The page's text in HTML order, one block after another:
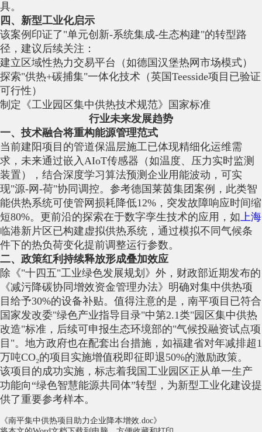
具。
四、新型工业化启示
该案例印证了"单元创新-系统集成-生态构建"的转型路
径，建议后续关注：
建立区域性热力交易平台（如德国汉堡热网市场模式）
探索"供热+碳捕集"一体化技术（英国Teesside项目已验证
可行性）
制定《工业园区集中供热技术规范》国家标准
行业未来发展趋势
一、技术融合将重构能源管理范式
当前建阳项目的管道保温层施工已体现精细化运维需
求，未来通过嵌入AIoT传感器（如温度、压力实时监测
装置），结合深度学习算法预测企业用能波动，可实
现"源-网-荷"协同调控。参考德国莱茵集团案例，此类智
能供热系统可使管网损耗降低12%，突发故障响应时间缩
短80%。更前沿的探索在于数字孪生技术的应用，如上海
临港新片区已构建虚拟供热系统，通过模拟不同气候条
件下的热负荷变化提前调整运行参数。
二、政策红利持续释放形成叠加效应
除《"十四五"工业绿色发展规划》外，财政部近期发布的
《减污降碳协同增效资金管理办法》明确对集中供热项
目给予30%的设备补贴。值得注意的是，南平项目已符合
国家发改委"绿色产业指导目录"中第2.1类"园区集中供热
改造"标准，后续可申报生态环境部的"气候投融资试点项
目"。地方政府也在配套出台措施，如福建省对年减排超1
万吨CO₂的项目实施增值税即征即退50%的激励政策。
该项目的成功实施，标志着我国工业园区正从单一生产
功能向“绿色智慧能源共同体”转型，为新型工业化建设提
供了重要参考样本。
《‌南平集中供热项目助力企业降本增效.doc》